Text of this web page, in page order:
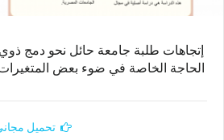
إتجاهات طلبة جامعة حائل نحو دمج ذوي
الحاجة الخاصة في ضوء بعض
تحميل